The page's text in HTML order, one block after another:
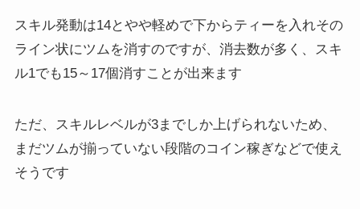
スキル発動は14とやや軽めで下からティーを入れその
ライン状にツムを消すのですが、消去数が多く、スキ
ル1でも15～17個消すことが出来ます
ただ、スキルレベルが3までしか上げられないため、
まだツムが揃っていない段階のコイン稼ぎなどで使え
そうです